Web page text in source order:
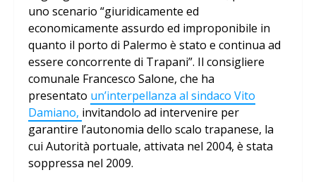
uno scenario “giuridicamente ed
economicamente assurdo ed improponibile in
quanto il porto di Palermo è stato e continua ad
essere concorrente di Trapani”. Il consigliere
comunale Francesco Salone, che ha
presentato un’interpellanza al sindaco Vito
Damiano, invitandolo ad intervenire per
garantire l’autonomia dello scalo trapanese, la
cui Autorità portuale, attivata nel 2004, è stata
soppressa nel 2009.